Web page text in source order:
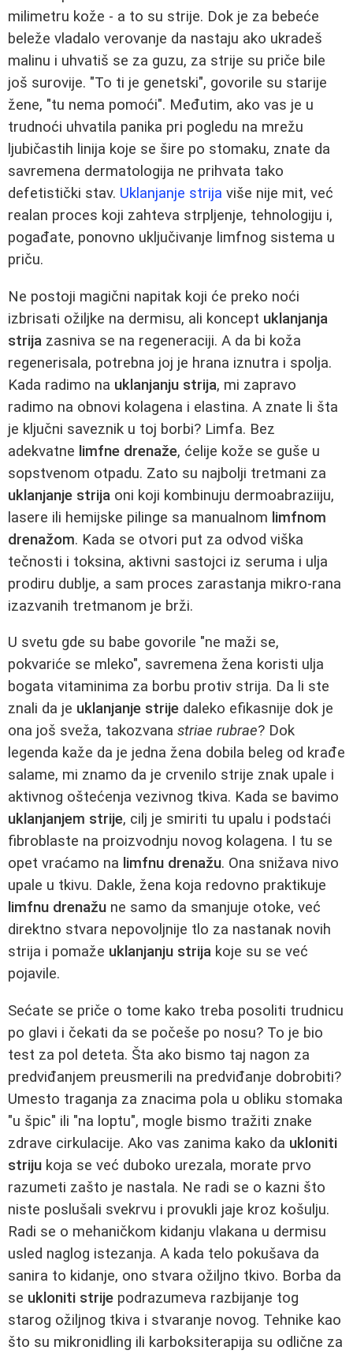
milimetru kože - a to su strije. Dok je za bebeće
beleže vladalo verovanje da nastaju ako ukradeš
malinu i uhvatiš se za guzu, za strije su priče bile
još surovije. "To ti je genetski", govorile su starije
žene, "tu nema pomoći". Međutim, ako vas je u
trudnoći uhvatila panika pri pogledu na mrežu
ljubičastih linija koje se šire po stomaku, znate da
savremena dermatologija ne prihvata tako
defetistički stav. Uklanjanje strija više nije mit, već
realan proces koji zahteva strpljenje, tehnologiju i,
pogađate, ponovno uključivanje limfnog sistema u
priču.
Ne postoji magični napitak koji će preko noći
izbrisati ožiljke na dermisu, ali koncept uklanjanja
strija zasniva se na regeneraciji. A da bi koža
regenerisala, potrebna joj je hrana iznutra i spolja.
Kada radimo na uklanjanju strija, mi zapravo
radimo na obnovi kolagena i elastina. A znate li šta
je ključni saveznik u toj borbi? Limfa. Bez
adekvatne limfne drenaže, ćelije kože se guše u
sopstvenom otpadu. Zato su najbolji tretmani za
uklanjanje strija oni koji kombinuju dermoabraziiju,
lasere ili hemijske pilinge sa manualnom limfnom
drenažom. Kada se otvori put za odvod viška
tečnosti i toksina, aktivni sastojci iz seruma i ulja
prodiru dublje, a sam proces zarastanja mikro-rana
izazvanih tretmanom je brži.
U svetu gde su babe govorile "ne maži se,
pokvariće se mleko", savremena žena koristi ulja
bogata vitaminima za borbu protiv strija. Da li ste
znali da je uklanjanje strije daleko efikasnije dok je
ona još sveža, takozvana striae rubrae? Dok
legenda kaže da je jedna žena dobila beleg od krađe
salame, mi znamo da je crvenilo strije znak upale i
aktivnog oštećenja vezivnog tkiva. Kada se bavimo
uklanjanjem strije, cilj je smiriti tu upalu i podstaći
fibroblaste na proizvodnju novog kolagena. I tu se
opet vraćamo na limfnu drenažu. Ona snižava nivo
upale u tkivu. Dakle, žena koja redovno praktikuje
limfnu drenažu ne samo da smanjuje otoke, već
direktno stvara nepovoljnije tlo za nastanak novih
strija i pomaže uklanjanju strija koje su se već
pojavile.
Sećate se priče o tome kako treba posoliti trudnicu
po glavi i čekati da se počeše po nosu? To je bio
test za pol deteta. Šta ako bismo taj nagon za
predviđanjem preusmerili na predviđanje dobrobiti?
Umesto traganja za znacima pola u obliku stomaka
"u špic" ili "na loptu", mogle bismo tražiti znake
zdrave cirkulacije. Ako vas zanima kako da ukloniti
striju koja se već duboko urezala, morate prvo
razumeti zašto je nastala. Ne radi se o kazni što
niste poslušali svekrvu i provukli jaje kroz košulju.
Radi se o mehaničkom kidanju vlakana u dermisu
usled naglog istezanja. A kada telo pokušava da
sanira to kidanje, ono stvara ožiljno tkivo. Borba da
se ukloniti strije podrazumeva razbijanje tog
starog ožiljnog tkiva i stvaranje novog. Tehnike kao
što su mikronidling ili karboksiterapija su odlične za